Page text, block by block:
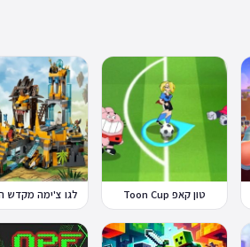
טון קאפ Toon Cup לגו צ'ימה מקדש